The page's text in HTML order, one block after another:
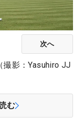
次へ
撮影：Yasuhiro JJ
む